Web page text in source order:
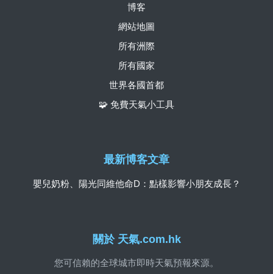
關於 天氣.com.hk
您可信賴的全球城市即時天氣預報來源。
博客
網站地圖
所有洲際
所有國家
世界各國首都
🧩 免費天氣小工具
最新博客文章
嬰兒奶粉、陽光同維他命D：點樣影響小朋友成長？